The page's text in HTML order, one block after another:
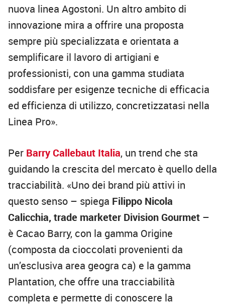
nuova linea Agostoni. Un altro ambito di
innovazione mira a offrire una proposta
sempre più specializzata e orientata a
semplificare il lavoro di artigiani e
professionisti, con una gamma studiata
soddisfare per esigenze tecniche di efficacia
ed efficienza di utilizzo, concretizzatasi nella
Linea Pro».
Per Barry Callebaut Italia, un trend che sta
guidando la crescita del mercato è quello della
tracciabilità. «Uno dei brand più attivi in
questo senso – spiega Filippo Nicola
Calicchia, trade marketer Division Gourmet –
è Cacao Barry, con la gamma Origine
(composta da cioccolati provenienti da
un’esclusiva area geogra ca) e la gamma
Plantation, che offre una tracciabilità
completa e permette di conoscere la